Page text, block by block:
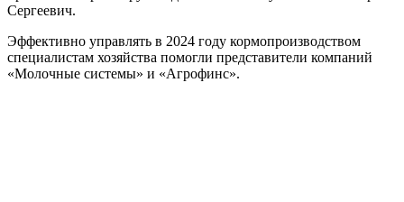
Сергеевич.
Эффективно управлять в 2024 году кормопроизводством
специалистам хозяйства помогли представители компаний
«Молочные системы» и «Агрофинс».